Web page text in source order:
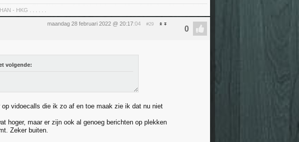
- HKG . . . . . .
maandag 28 februari 2022 @ 20:17:04 #29
volgende:
vidoecalls die ik zo af en toe maak zie ik dat nu niet
hoger, maar er zijn ook al genoeg berichten op plekken
Zeker buiten.